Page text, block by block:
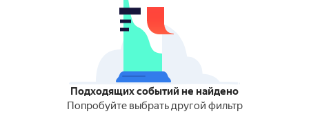
Подходящих событий не найдено
Попробуйте выбрать другой фильтр